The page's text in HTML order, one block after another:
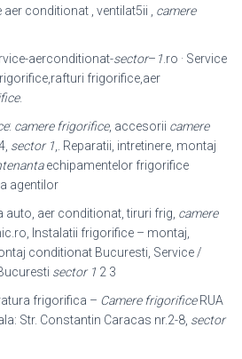
conditionat , ventilat5ii , camere
aerconditionat-sector– 1 .ro · Service
frigorifice,aer
.
: camere frigorifice, accesorii camere
sector 1 ,. Reparatii, intretinere, montaj
echipamentelor frigorifice
agentilor
aer conditionat, tiruri frig, camere
Instalatii frigorifice – montaj,
conditionat Bucuresti, Service /
sector 1 2 3
frigorifica – Camere frigorificeRUA
Str. Constantin Caracas nr.2-8, sector